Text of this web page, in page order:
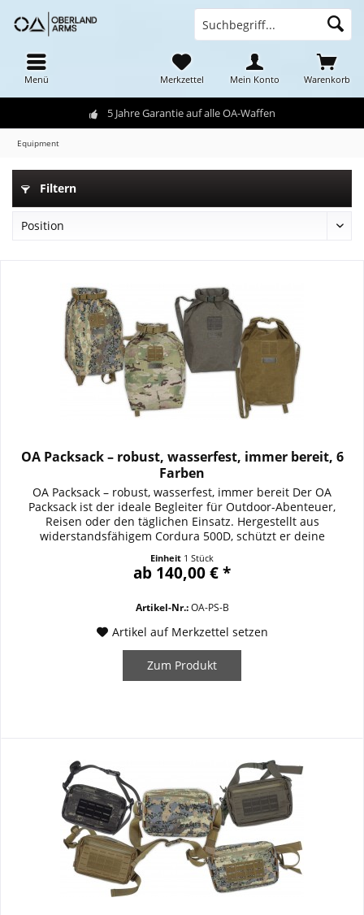
5 Jahre Garantie auf alle OA-Waffen
Menü Warenkorb
Merkzettel Mein Konto
Equipment
Filtern
OA Packsack – robust, wasserfest, immer bereit, 6
Farben
OA Packsack – robust, wasserfest, immer bereit Der OA
Packsack ist der ideale Begleiter für Outdoor-Abenteuer,
Reisen oder den täglichen Einsatz. Hergestellt aus
widerstandsfähigem Cordura 500D, schützt er deine
Rollverschluss bleibt der Inhalt sicher verschlossen, während
das kleine Innenfach mit Reißverschluss...
Einheit 1 Stück
ab 140,00 € *
Artikel-Nr.:OA-PS-B
Artikel auf Merkzettel setzen
Zum Produkt